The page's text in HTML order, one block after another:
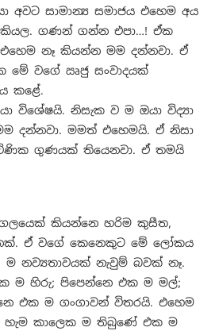
අවට සාමාන්‍ය සමාජය එහෙම අය
ගණන් ගන්න එපා…! ඒක
එහෙම නෑ කියන්න මම දන්නවා. ඒ
වගේ ඍජු සංවාදයක්
කළේ.
විශේෂයි. නිසැක ව ම ඔයා විද්‍යා
දන්නවා. මමත් එහෙමයි. ඒ නිසා
ගුණයක් තියෙනවා. ඒ තමයි
කියන්නෙ හරිම කුසීත,
ඒ වගේ කෙනෙකුට මේ ලෝකය
ම නව්‍යතාවයක් නැවුම් බවක් නෑ.
ම හිරු; පිපෙන්නෙ එක ම මල්;
එක ම ගංගාවන් විතරයි. එහෙම
කාලෙක ම තිබුණේ එක ම